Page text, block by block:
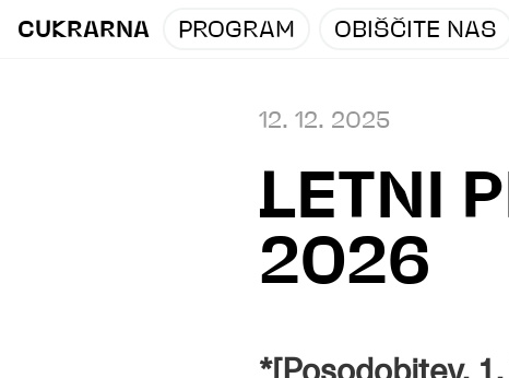
CUKRARNA PROGRAM OBIŠČITE NAS
12. 12. 2025
LETNI
2026